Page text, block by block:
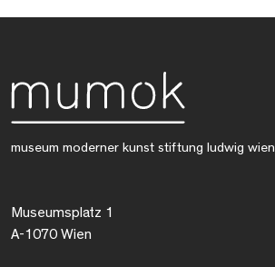
museum moderner kunst stiftung ludwig wien
Museumsplatz 1
A-1070 Wien